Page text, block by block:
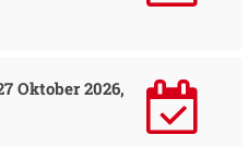
Oktober 2026,